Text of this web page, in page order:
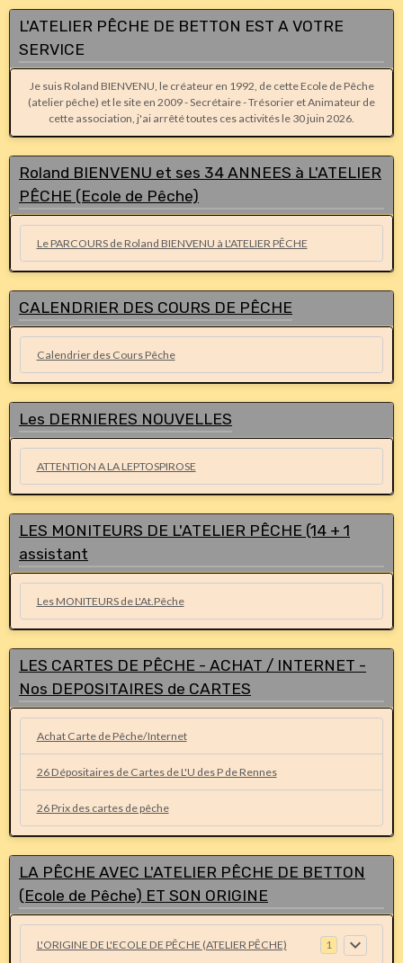
L'ATELIER PÊCHE DE BETTON EST A VOTRE
SERVICE
Je suis Roland BIENVENU, le créateur en 1992, de cette Ecole de Pêche
(atelier pêche) et le site en 2009 - Secrétaire - Trésorier et Animateur de
cette association, j'ai arrêté toutes ces activités le 30 juin 2026.
Roland BIENVENU et ses 34 ANNEES à L'ATELIER
PÊCHE (Ecole de Pêche)
Le PARCOURS de Roland BIENVENU à L'ATELIER PÊCHE
CALENDRIER DES COURS DE PÊCHE
Calendrier des Cours Pêche
Les DERNIERES NOUVELLES
ATTENTION A LA LEPTOSPIROSE
LES MONITEURS DE L'ATELIER PÊCHE (14 + 1
assistant
Les MONITEURS de L'At.Pêche
LES CARTES DE PÊCHE - ACHAT / INTERNET -
Nos DEPOSITAIRES de CARTES
Achat Carte de Pêche/Internet
26 Dépositaires de Cartes de L'U des P de Rennes
26 Prix des cartes de pêche
LA PÊCHE AVEC L'ATELIER PÊCHE DE BETTON
(Ecole de Pêche) ET SON ORIGINE
L'ORIGINE DE L'ECOLE DE PÊCHE (ATELIER PÊCHE) 1